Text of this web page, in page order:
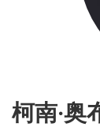
柯南·奥